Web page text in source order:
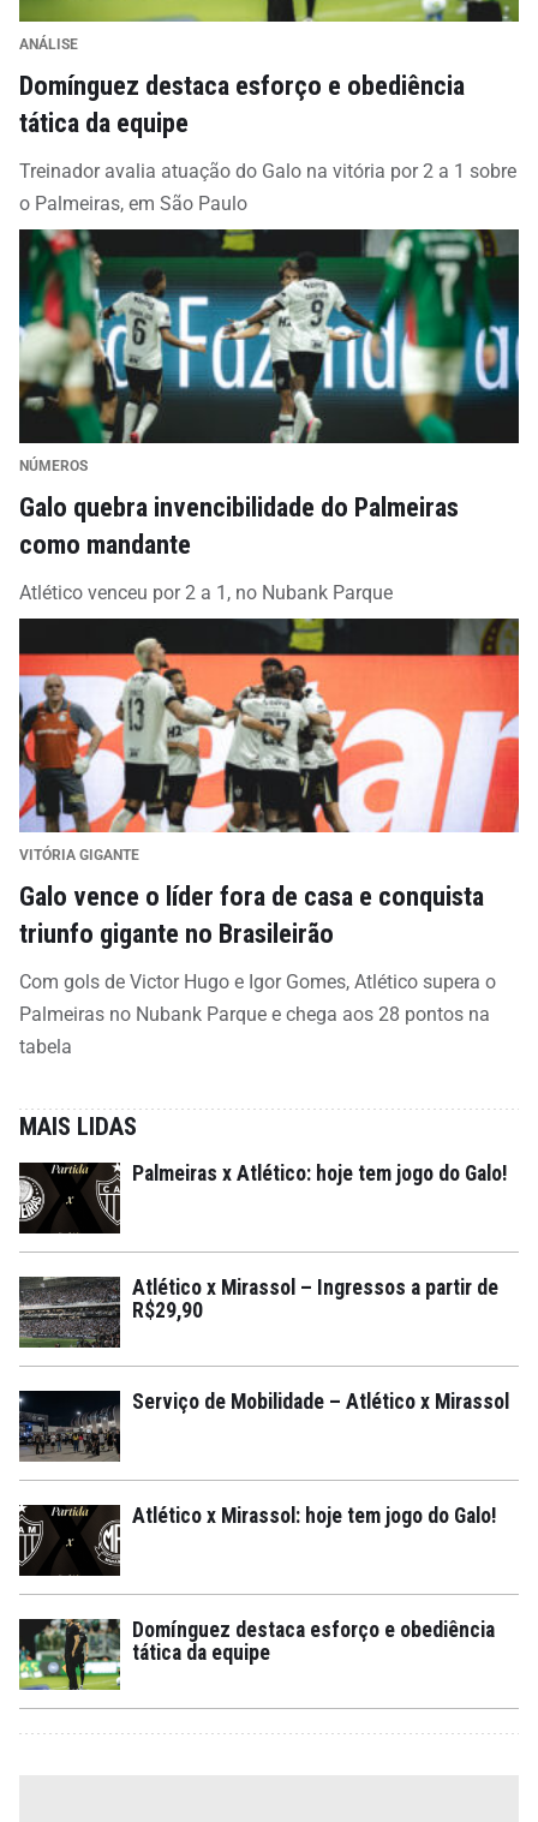
ANÁLISE
Domínguez destaca esforço e obediência
tática da equipe
Treinador avalia atuação do Galo na vitória por 2 a 1 sobre
o Palmeiras, em São Paulo
NÚMEROS
Galo quebra invencibilidade do Palmeiras
como mandante
Atlético venceu por 2 a 1, no Nubank Parque
VITÓRIA GIGANTE
Galo vence o líder fora de casa e conquista
triunfo gigante no Brasileirão
Com gols de Victor Hugo e Igor Gomes, Atlético supera o
Palmeiras no Nubank Parque e chega aos 28 pontos na
tabela
MAIS LIDAS
Palmeiras x Atlético: hoje tem jogo do Galo!
Atlético x Mirassol – Ingressos a partir de
R$29,90
Serviço de Mobilidade – Atlético x Mirassol
Atlético x Mirassol: hoje tem jogo do Galo!
Domínguez destaca esforço e obediência
tática da equipe